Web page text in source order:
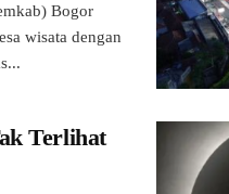
Bogor
wisata dengan
Terlihat